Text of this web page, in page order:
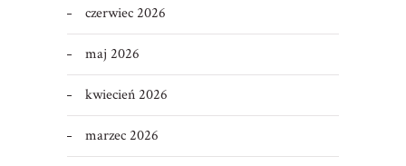
czerwiec 2026
maj 2026
kwiecień 2026
marzec 2026